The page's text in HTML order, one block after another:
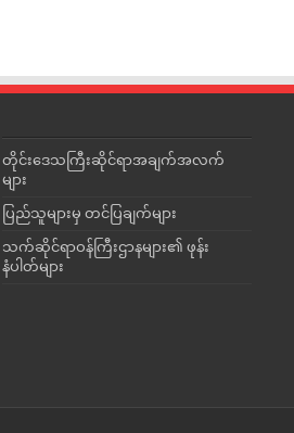
တိုင်းဒေသကြီးဆိုင်ရာအချက်အလက်
များ
ပြည်သူများမှ တင်ပြချက်များ
သက်ဆိုင်ရာဝန်ကြီးဌာနများ၏ ဖုန်း
နံပါတ်များ